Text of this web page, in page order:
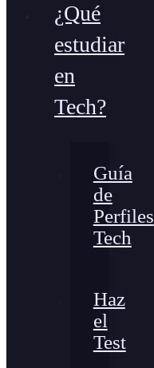
¿Qué
estudiar
en
Tech?
Guía
de
Perfiles
Tech
Haz
el
Test